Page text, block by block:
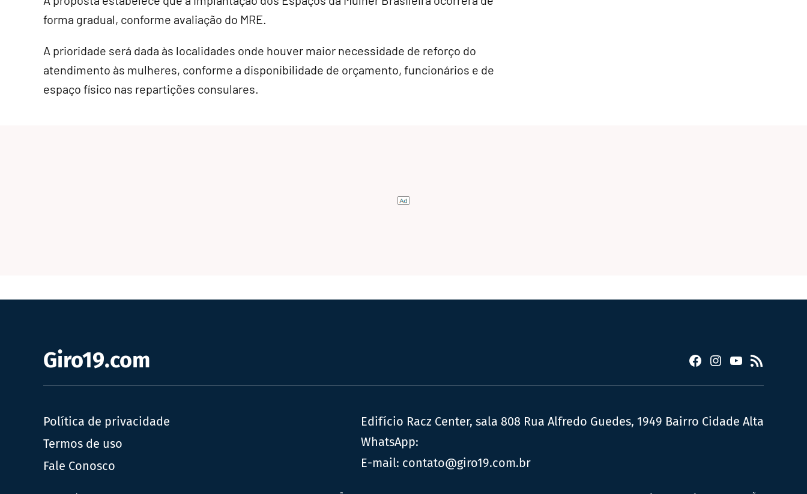
forma gradual, conforme avaliação do MRE.
A prioridade será dada às localidades onde houver maior necessidade de reforço do
atendimento às mulheres, conforme a disponibilidade de orçamento, funcionários e de
espaço físico nas repartições consulares.
Giro19.com Facebook
Instagram
YouTube
RSS
Política de privacidade
Termos de uso
Fale Conosco
Edifício Racz Center, sala 808 Rua Alfredo Guedes, 1949 Bairro Cidade Alta
WhatsApp:
E-mail: contato@giro19.com.br